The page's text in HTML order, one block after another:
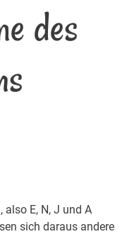
des
, also E, N, J und A
sich daraus andere